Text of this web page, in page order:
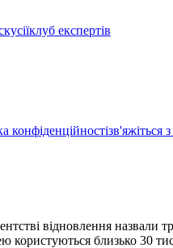
клуб експертів
конфіденційностізв'яжіться
відновлення назвали
користуються близько 30